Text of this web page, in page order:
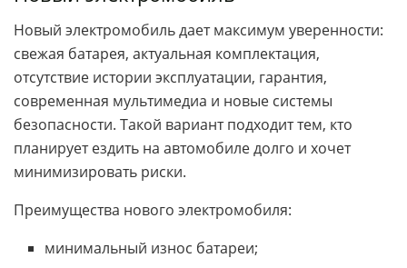
Новый электромобиль дает максимум уверенности:
свежая батарея, актуальная комплектация,
отсутствие истории эксплуатации, гарантия,
современная мультимедиа и новые системы
безопасности. Такой вариант подходит тем, кто
планирует ездить на автомобиле долго и хочет
минимизировать риски.
Преимущества нового электромобиля:
минимальный износ батареи;